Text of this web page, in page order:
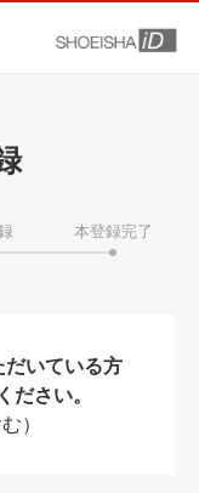
本登録完了
いている方
ださい。
）